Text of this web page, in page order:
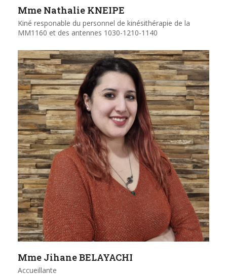
Mme Nathalie KNEIPE
Kiné responable du personnel de kinésithérapie de la
MM1160 et des antennes 1030-1210-1140
Mme Jihane BELAYACHI
Accueillante